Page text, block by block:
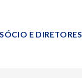
SÓCIO E DIRETORES